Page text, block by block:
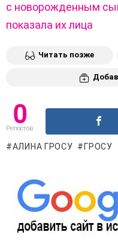
с новорожденным
показала их лица
Читать позже
0
Репостов
АЛИНА ГРОСУ ГРОСУ